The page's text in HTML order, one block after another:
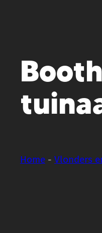
Home - Vlonders